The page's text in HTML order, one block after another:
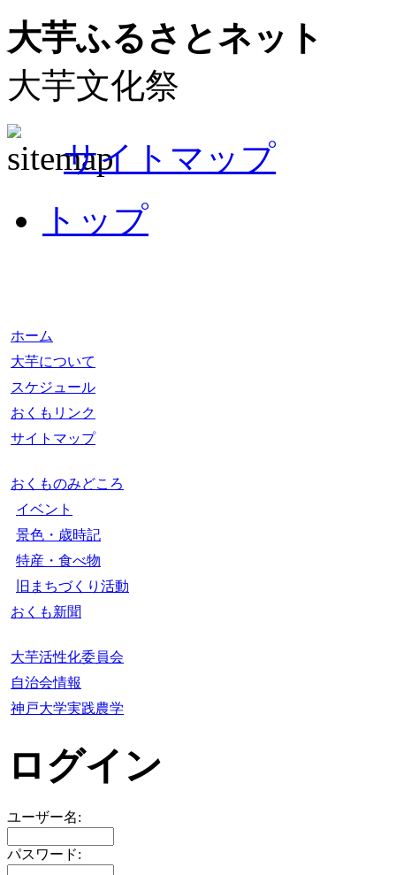
大芋ふるさとネット
大芋文化祭
サイトマップ
トップ
ホーム
大芋について
スケジュール
おくもリンク
サイトマップ
おくものみどころ
イベント
景色・歳時記
特産・食べ物
旧まちづくり活動
おくも新聞
大芋活性化委員会
自治会情報
神戸大学実践農学
ログイン
ユーザー名:
パスワード: